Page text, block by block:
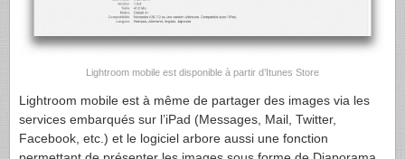
Lightroom mobile est disponible à partir d’Itunes Store
Lightroom mobile est à même de partager des images via les
services embarqués sur l’iPad (Messages, Mail, Twitter,
Facebook, etc.) et le logiciel arbore aussi une fonction